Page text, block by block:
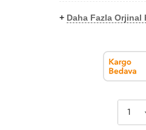
+ Daha Fazla Orjinal